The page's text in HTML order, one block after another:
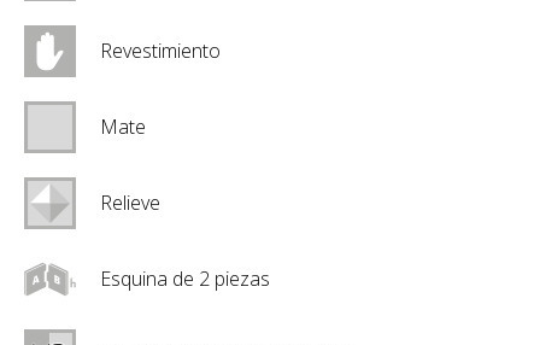
Revestimiento
Mate
Relieve
Esquina de 2 piezas